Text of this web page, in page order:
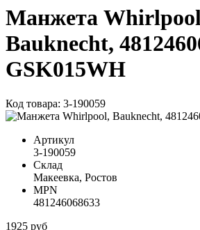
Манжета
Bauknecht,
GSK015WH
Код товара: 3-190059
Артикул
3-190059
Склад
Макеевка, Ростов
MPN
481246068633
1925 руб